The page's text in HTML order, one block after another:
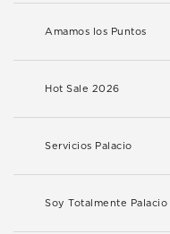
Amamos los Puntos
Hot Sale 2026
Servicios Palacio
Soy Totalmente Palacio